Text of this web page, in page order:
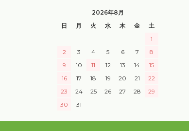
2026年8月
日
月 火 水 木 金
土
1
2
3 4 5 6 7
8
9
10 11 12 13 14
15
16
17 18 19 20 21
22
23
24 25 26 27 28
29
30
31